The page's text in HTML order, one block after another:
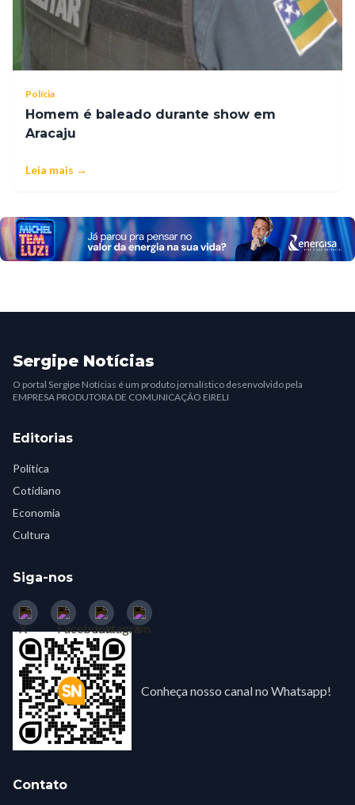
Polícia
Homem é baleado durante show em
Aracaju
Leia mais →
Sergipe Notícias
O portal Sergipe Notícias é um produto jornalístico desenvolvido pela
EMPRESA PRODUTORA DE COMUNICAÇÃO EIRELI
Editorias
Política
Cotidiano
Economia
Cultura
Siga-nos
Conheça nosso canal no Whatsapp!
Contato